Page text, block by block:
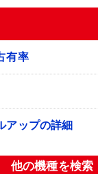
有率
アップの詳細
他の機種を検索